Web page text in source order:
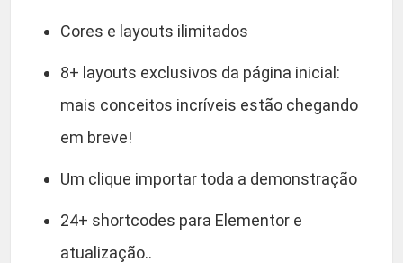
Cores e layouts ilimitados
8+ layouts exclusivos da página inicial:
mais conceitos incríveis estão chegando
em breve!
Um clique importar toda a demonstração
24+ shortcodes para Elementor e
atualização..